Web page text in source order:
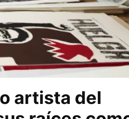
artista del